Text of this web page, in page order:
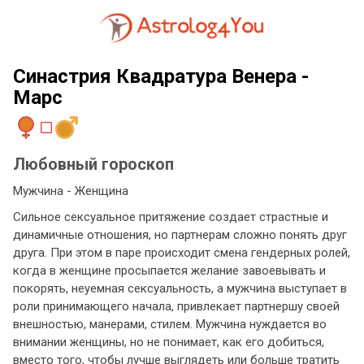
Синастрия Квадратура Венера -
Марс
Любовный гороскоп
Мужчина - Женщина
Сильное сексуальное притяжение создает страстные и
динамичные отношения, но партнерам сложно понять друг
друга. При этом в паре происходит смена гендерных ролей,
когда в женщине просыпается желание завоевывать и
покорять, неуемная сексуальность, а мужчина выступает в
роли принимающего начала, привлекает партнершу своей
внешностью, манерами, стилем. Мужчина нуждается во
внимании женщины, но не понимает, как его добиться,
вместо того, чтобы лучше выглядеть или больше тратить